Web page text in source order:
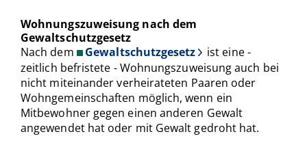
Wohnungszuweisung nach dem
Gewaltschutzgesetz
Nach dem
Gewaltschutzgesetz
ist eine -
zeitlich befristete - Wohnungszuweisung auch bei
nicht miteinander verheirateten Paaren oder
Wohngemeinschaften möglich, wenn ein
Mitbewohner gegen einen anderen Gewalt
angewendet hat oder mit Gewalt gedroht hat.